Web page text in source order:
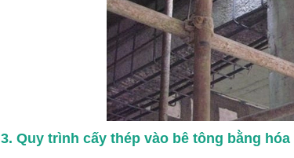
3. Quy trình cấy thép vào bê tông bằng hóa